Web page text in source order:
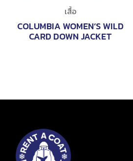
เสื้อ
COLUMBIA WOMEN’S WILD
CARD DOWN JACKET